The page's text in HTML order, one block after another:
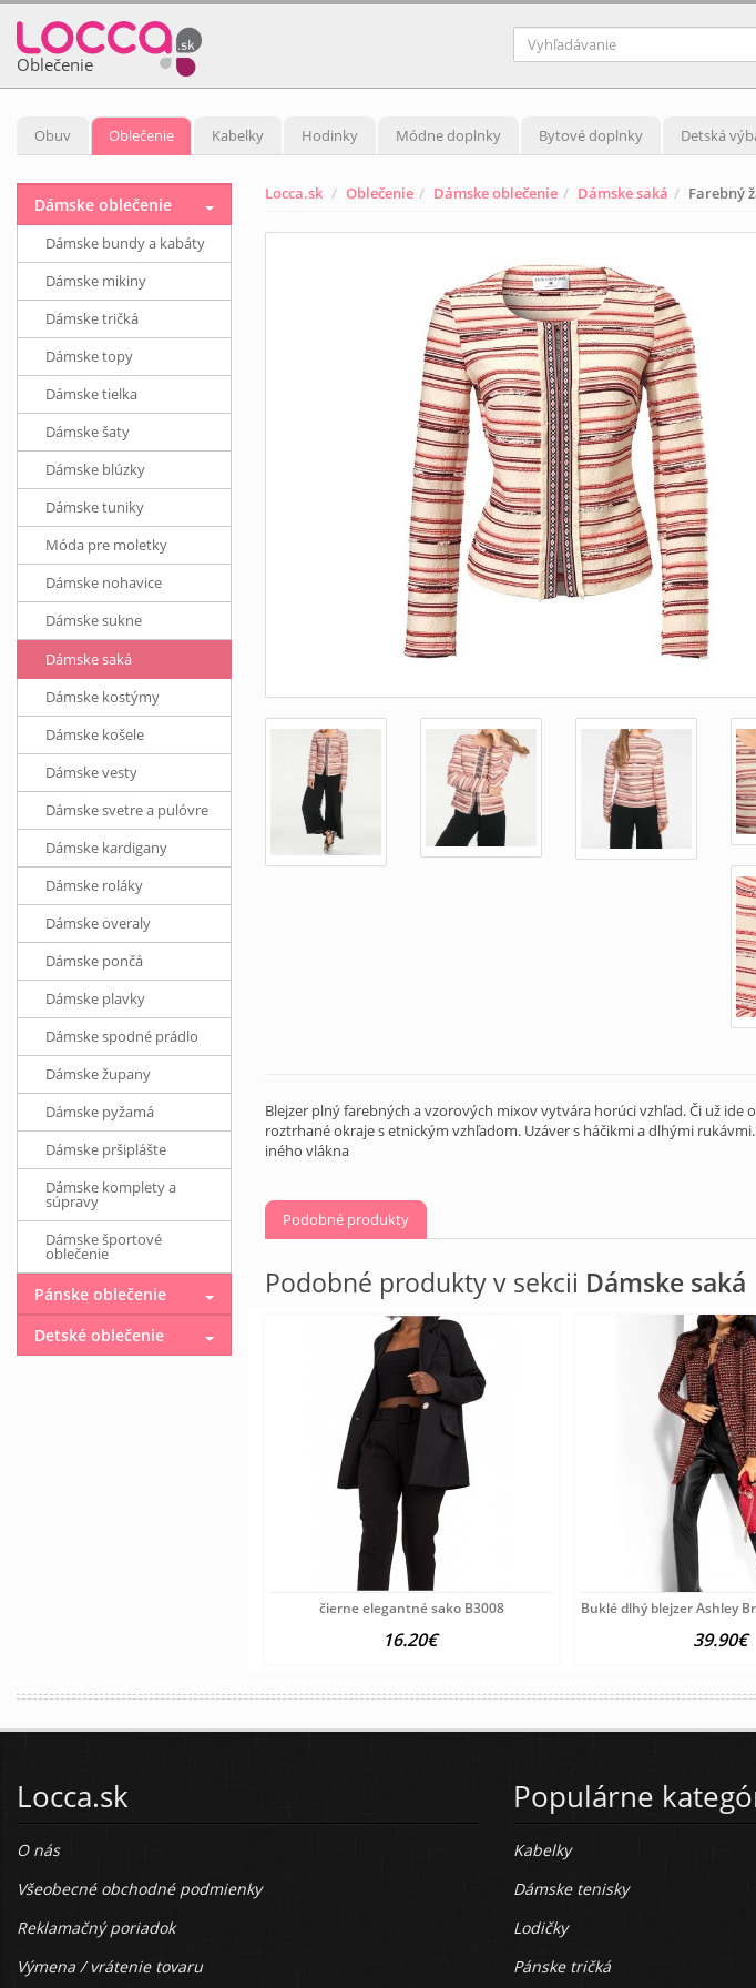
Oblečenie
Obuv Oblečenie Kabelky Hodinky Módne doplnky Bytové doplnky Detská
Locca.sk Oblečenie Dámske oblečenie Dámske saká Farebný
Blejzer plný farebných a vzorových mixov vytvára horúci vzhľad. Či už
roztrhané okraje s etnickým vzhľadom. Uzáver s háčikmi a dlhými
iného vlákna
Podobné produkty
Podobné produkty v sekcii Dámske saká
čierne elegantné sako B3008
16.20€
Buklé dlhý blejzer Ashley
39.90€
Dámske oblečenie
Dámske bundy a kabáty
Dámske mikiny
Dámske tričká
Dámske topy
Dámske tielka
Dámske šaty
Dámske blúzky
Dámske tuniky
Móda pre moletky
Dámske nohavice
Dámske sukne
Dámske saká
Dámske kostýmy
Dámske košele
Dámske vesty
Dámske svetre a pulóvre
Dámske kardigany
Dámske roláky
Dámske overaly
Dámske pončá
Dámske plavky
Dámske spodné prádlo
Dámske župany
Dámske pyžamá
Dámske pršiplášte
Dámske komplety a
súpravy
Dámske športové
oblečenie
Pánske oblečenie
Detské oblečenie
Locca.sk
O nás
Všeobecné obchodné podmienky
Reklamačný poriadok
Výmena / vrátenie tovaru
Populárne
Kabelky
Dámske tenisky
Lodičky
Pánske tričká